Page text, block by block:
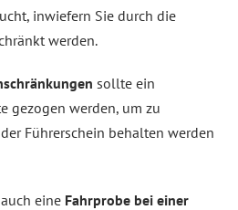
inwiefern Sie durch die
werden.
sollte ein
gezogen werden, um zu
Führerschein behalten werden
eine Fahrprobe bei einer